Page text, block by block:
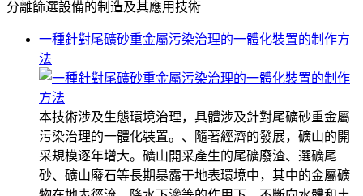
分離篩選設備的制造及其應用技術
一種針對尾礦砂重金屬污染治理的一體化裝置的制作方
法
本技術涉及生態環境治理，具體涉及針對尾礦砂重金屬
污染治理的一體化裝置。、隨著經濟的發展，礦山的開
采規模逐年增大。礦山開采產生的尾礦廢渣、選礦尾
砂、礦山廢石等長期暴露于地表環境中，其中的金屬礦